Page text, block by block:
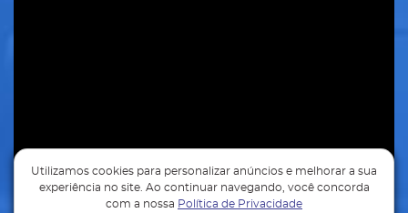
Utilizamos cookies para personalizar anúncios e melhorar a sua
experiência no site. Ao continuar navegando, você concorda
com a nossa Política de Privacidade